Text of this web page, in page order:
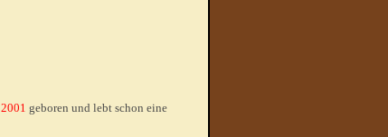
2001 geboren und lebt schon eine